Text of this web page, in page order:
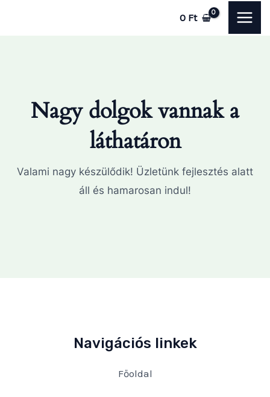
0 Ft
Nagy dolgok vannak a
láthatáron
Valami nagy készülődik! Üzletünk fejlesztés alatt
áll és hamarosan indul!
Navigációs linkek
Főoldal